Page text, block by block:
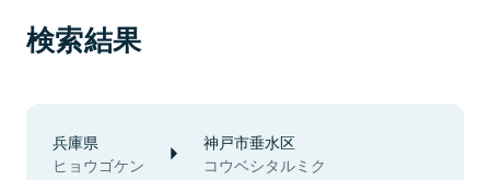
検索結果
兵庫県
ヒョウゴケン
神戸市垂水区
コウベシタルミク